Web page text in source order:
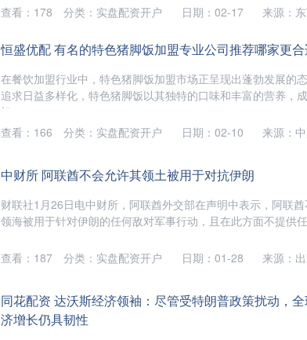
日期：02-17 来源：
查看： 178 分类： 实盘配资开户
恒盛优配 有名的特色猪脚饭加盟专业公司推荐哪家更
在餐饮加盟行业中，特色猪脚饭加盟市场正呈现出蓬勃发展的
追求日益多样化，特色猪脚饭以其独特的口味和丰富的营养，
门....
日期：02-10 来源：
查看： 166 分类： 实盘配资开户
中财所 阿联酋不会允许其领土被用于对抗伊朗
财联社1月26日电中财所，阿联酋外交部在声明中表示，阿联
领海被用于针对伊朗的任何敌对军事行动，且在此方面不提供
日期：01-28 来源：
查看： 187 分类： 实盘配资开户
同花配资 达沃斯经济领袖：尽管受特朗普政策扰动，
济增长仍具韧性